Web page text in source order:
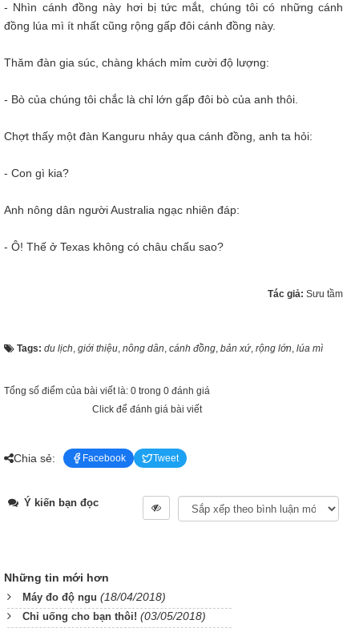
- Nhìn cánh đồng này hơi bị tức mắt, chúng tôi có những cánh
đồng lúa mì ít nhất cũng rộng gấp đôi cánh đồng này.
Thăm đàn gia súc, chàng khách mỉm cười độ lượng:
- Bò của chúng tôi chắc là chỉ lớn gấp đôi bò của anh thôi.
Chợt thấy một đàn Kanguru nhảy qua cánh đồng, anh ta hỏi:
- Con gì kia?
Anh nông dân người Australia ngạc nhiên đáp:
- Ô! Thế ở Texas không có châu chấu sao?
Tác giả: Sưu tầm
Tags: du lịch, giới thiệu, nông dân, cánh đồng, bản xứ, rộng lớn, lúa mì
Tổng số điểm của bài viết là: 0 trong 0 đánh giá
Click để đánh giá bài viết
Chia sẻ: Facebook Tweet
Ý kiến bạn đọc
Những tin mới hơn
Máy đo độ ngu (18/04/2018)
Chỉ uống cho bạn thôi! (03/05/2018)